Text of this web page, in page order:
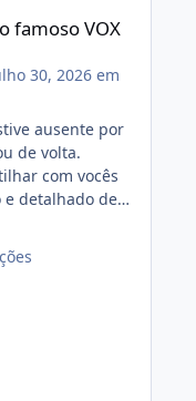
famoso VOX
30, 2026 em
ausente por
de volta.
com vocês
detalhado de
atualmente em